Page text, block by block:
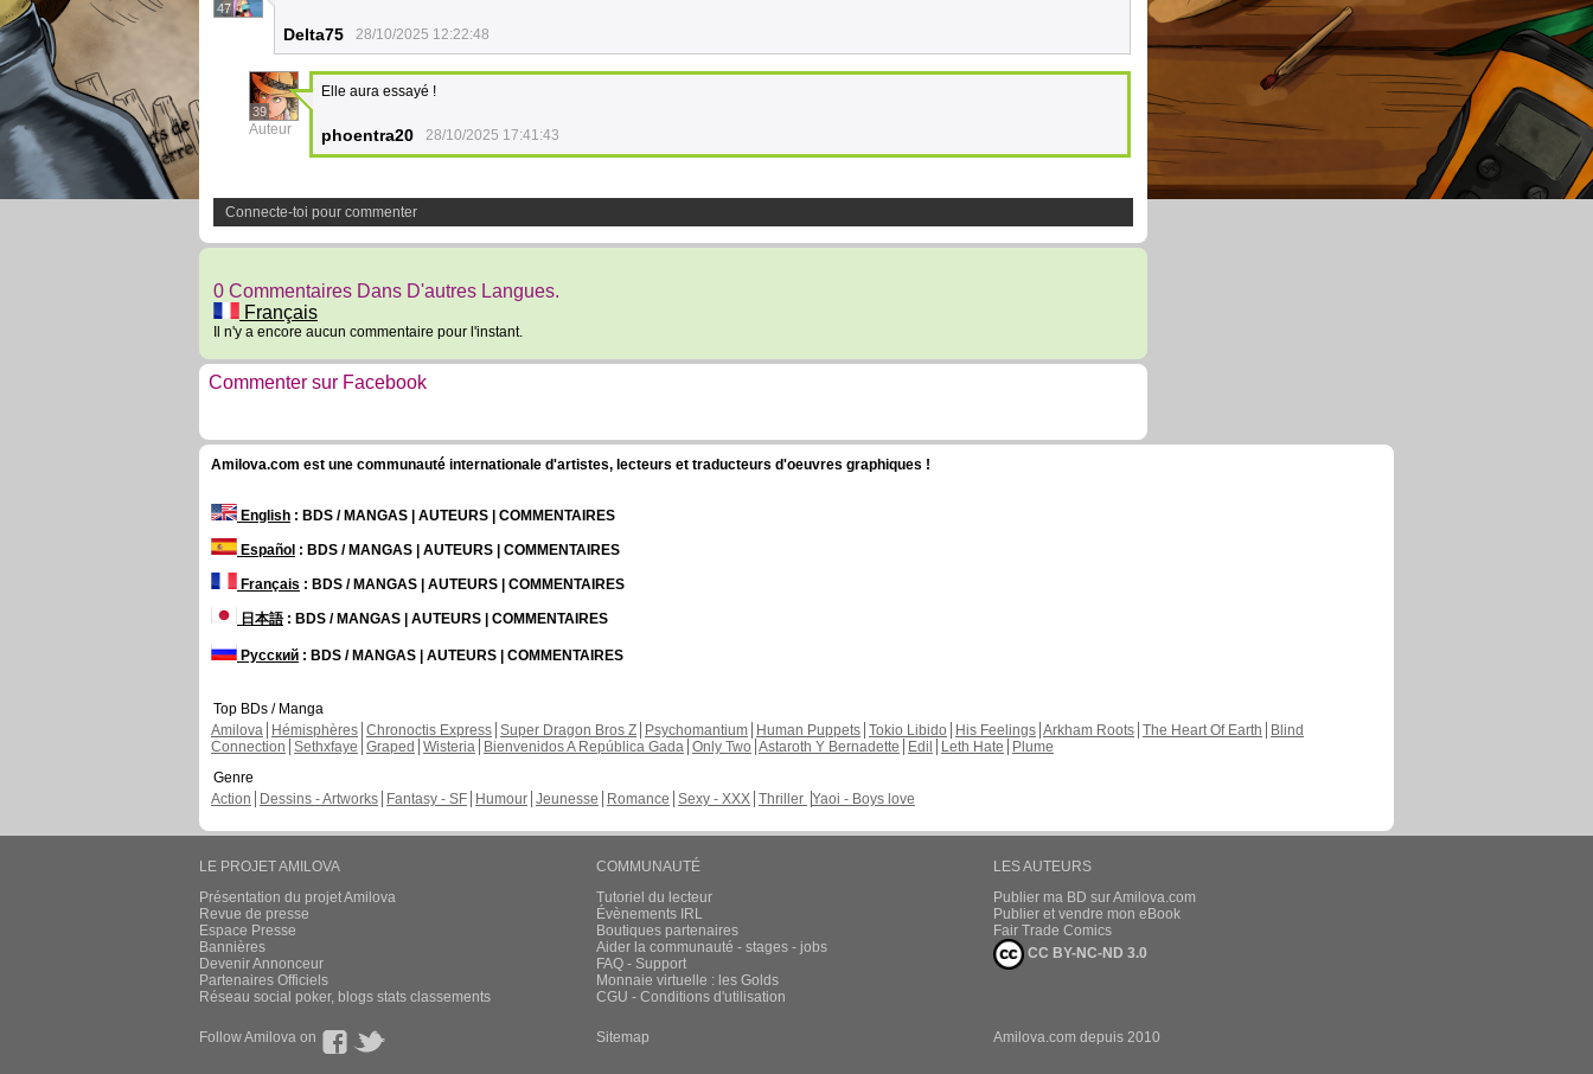
47
Delta75 28/10/2025 12:22:48
39
Auteur
Elle aura essayé !
phoentra20 28/10/2025 17:41:43
Connecte-toi pour commenter
0 Commentaires Dans D'autres Langues.
Français
Il n'y a encore aucun commentaire pour l'instant.
Commenter sur Facebook
Amilova.com est une communauté internationale d'artistes, lecteurs et traducteurs d'oeuvres graphiques !
English : BDS / MANGAS | AUTEURS | COMMENTAIRES
Español : BDS / MANGAS | AUTEURS | COMMENTAIRES
Français : BDS / MANGAS | AUTEURS | COMMENTAIRES
日本語: BDS / MANGAS | AUTEURS | COMMENTAIRES
Русский : BDS / MANGAS | AUTEURS | COMMENTAIRES
Top BDs / Manga
Amilova
Hémisphères Chronoctis Express Super Dragon Bros Z Psychomantium Human Puppets Tokio Libido His Feelings Arkham Roots The Heart Of Earth
Blind
Connection Sethxfaye Graped Wisteria Bienvenidos A República Gada Only Two Astaroth Y Bernadette Edil Leth Hate
Plume
Genre
Action
Dessins - Artworks Fantasy - SF Humour Jeunesse Romance Sexy - XXX Thriller Yaoi - Boys love
LE PROJET AMILOVA
Présentation du projet Amilova
Revue de presse
Espace Presse
Bannières
Devenir Annonceur
Partenaires Officiels
Réseau social poker, blogs stats classements
COMMUNAUTÉ
Tutoriel du lecteur
Évènements IRL
Boutiques partenaires
Aider la communauté - stages - jobs
FAQ - Support
Monnaie virtuelle : les Golds
CGU - Conditions d'utilisation
LES AUTEURS
Publier ma BD sur Amilova.com
Publier et vendre mon eBook
Fair Trade Comics
CC BY-NC-ND 3.0
Follow Amilova on Sitemap Amilova.com depuis 2010